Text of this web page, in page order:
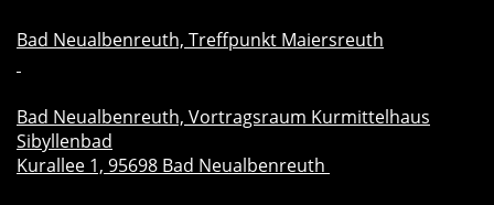
Bad Neualbenreuth, Treffpunkt Maiersreuth
Bad Neualbenreuth, Vortragsraum Kurmittelhaus
Sibyllenbad
Kurallee 1, 95698 Bad Neualbenreuth